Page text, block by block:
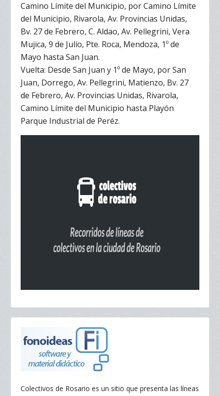
Camino Límite del Municipio, por Camino Límite
del Municipio, Rivarola, Av. Provincias Unidas,
Bv. 27 de Febrero, C. Aldao, Av. Pellegrini, Vera
Mujica, 9 de Julio, Pte. Roca, Mendoza, 1º de
Mayo hasta San Juan.
Vuelta: Desde San Juan y 1º de Mayo, por San
Juan, Dorrego, Av. Pellegrini, Matienzo, Bv. 27
de Febrero, Av. Provincias Unidas, Rivarola,
Camino Límite del Municipio hasta Playón
Parque Industrial de Peréz.
Colectivos de Rosario es un sitio que presenta las líneas